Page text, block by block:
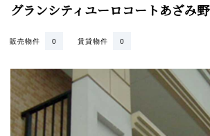
グランシティユーロコートあざみ野
賃貸物件 0
販売物件 0